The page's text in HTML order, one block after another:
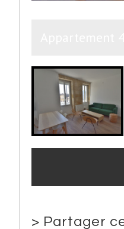
> Partager